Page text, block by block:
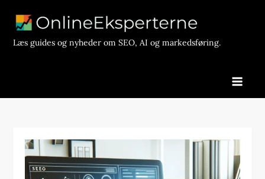
contentLæs guides og nyheder om SEO, AI og markedsføring.